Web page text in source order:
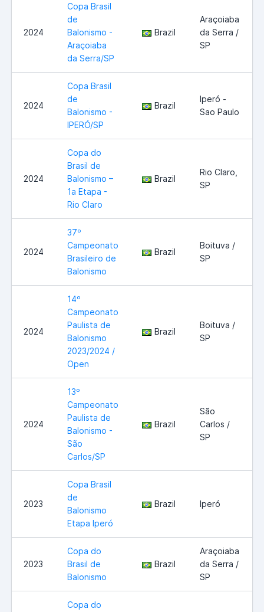
2024
Copa Brasil
de
Balonismo -
Araçoiaba
da Serra/SP
Brazil
Araçoiaba
da Serra /
SP
2024
Copa Brasil
de
Balonismo -
IPERÓ/SP
Brazil
Iperó -
Sao Paulo
2024
Copa do
Brasil de
Balonismo –
1a Etapa -
Rio Claro
Brazil
Rio Claro,
SP
2024
37º
Campeonato
Brasileiro de
Balonismo
Brazil
Boituva /
SP
2024
14º
Campeonato
Paulista de
Balonismo
2023/2024 /
Open
Brazil
Boituva /
SP
2024
13º
Campeonato
Paulista de
Balonismo -
São
Carlos/SP
Brazil
São
Carlos /
SP
2023
Copa Brasil
de
Balonismo
Etapa Iperó
Brazil Iperó
2023
Copa do
Brasil de
Balonismo
Brazil
Araçoiaba
da Serra /
SP
Copa do